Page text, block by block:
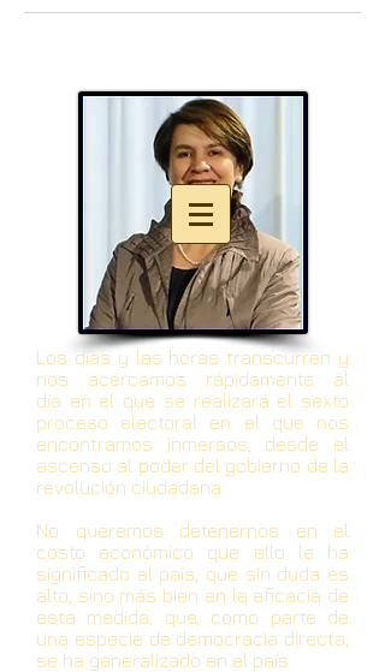
Los días y las horas transcurren y
nos acercamos rápidamente al
día en el que se realizará el sexto
proceso electoral en el que nos
encontramos inmersos, desde el
ascenso al poder del gobierno de la
revolución ciudadana.
No queremos detenernos en el
costo económico que ello le ha
significado al país, que sin duda es
alto; sino más bien en la eficacia de
esta medida, que, como parte de
una especie de democracia directa,
se ha generalizado en el país.